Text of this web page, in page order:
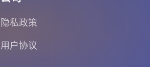
隐私政策
用户协议